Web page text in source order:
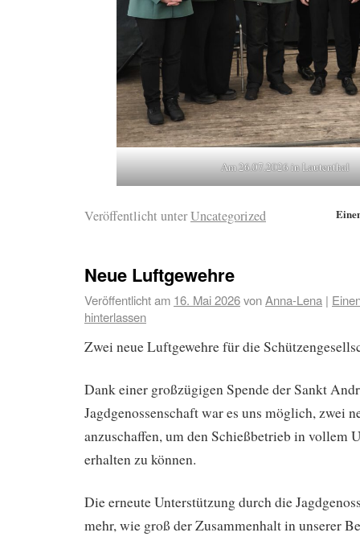
Am 26.07.2026 in Lautenthal
Veröffentlicht unterUncategorized
Neue Luftgewehre
Veröffentlicht am 16. Mai 2026vonAnna-Lena |
hinterlassen
Zwei neue Luftgewehre für die
Dank einer großzügigen Spende der Sankt
Jagdgenossenschaft war es uns möglich, zwei
anzuschaffen, um den Schießbetrieb in vollem
erhalten zu können.
Die erneute Unterstützung durch die
mehr, wie groß der Zusammenhalt in unserer